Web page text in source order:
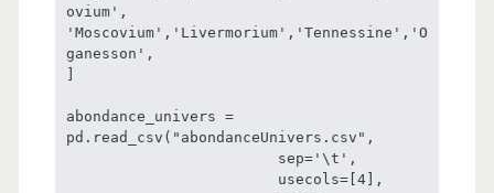
ovium',
'Moscovium','Livermorium','Tennessine','O
ganesson',
abondance_univers =
pd.read_csv("abondanceUnivers.csv",